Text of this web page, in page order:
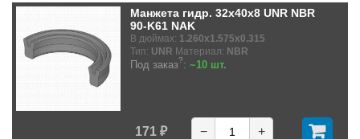
Манжета гидр. 32x40x8 UNR NBR
90-K61 NAK
В дюймах: 1.260x1.575x0.315
Тип: UNR Материал: NBR
Под заказ?: ~10 шт.
171 ₽ − +